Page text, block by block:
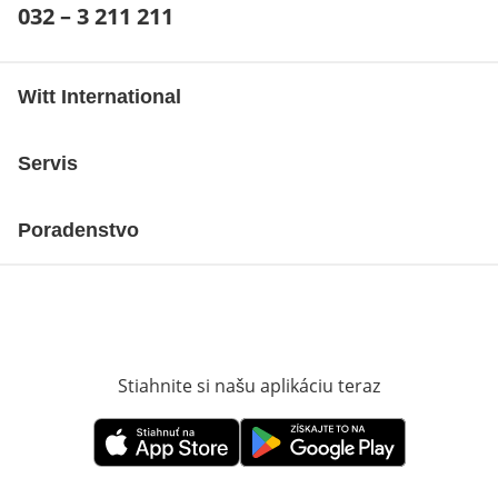
Telefónne číslo:
032 – 3 211 211
Witt International
Servis
Poradenstvo
Stiahnite si našu aplikáciu teraz
Otvorí sa vnovom okneOtvorí sa vnovom okne